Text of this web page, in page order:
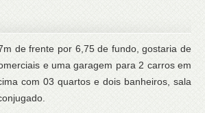
de frente por 6,75 de fundo, gostaria de
e uma garagem para 2 carros em
com 03 quartos e dois banheiros, sala